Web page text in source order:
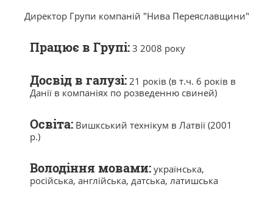
Директор Групи компаній "Нива Переяславщини"
Працює в Групі: 3 2008 року
Досвід в галузі: 21 років (в т.ч. 6 років в
Данії в компаніях по розведенню свиней)
Освіта: Вишкський технікум в Латвії (2001
р.)
Володіння мовами: українська,
російська, англійська, датська, латишська